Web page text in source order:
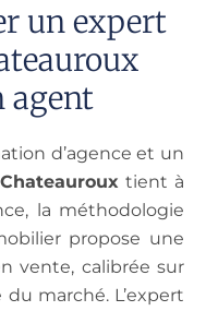
un expert
agent
d’agence et un
tient à
la méthodologie
propose une
vente, calibrée sur
marché. L’expert